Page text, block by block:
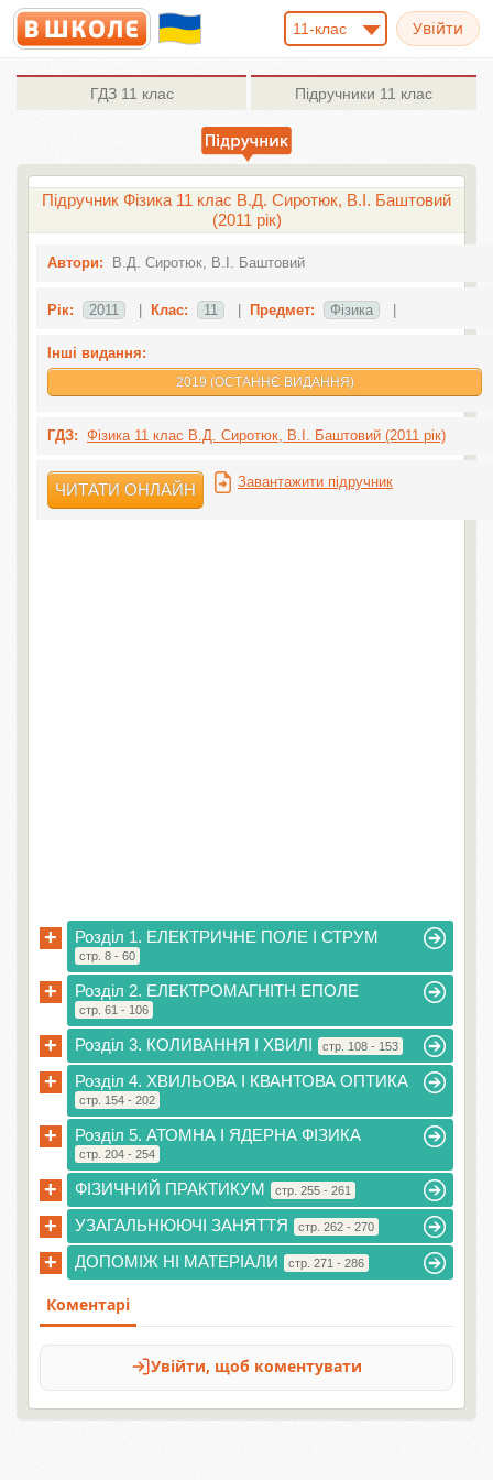
11-клас
ГДЗ11 клас Підручники 11 клас
Підручник Фізика 11 клас В.Д. Сиротюк, В.І. Баштовий
(2011 рік)
Автори: В.Д. Сиротюк, В.І. Баштовий
Рік: 2011 Клас: 11 Предмет: Фізика
Інші видання:
2019 (ОСТАННЄ ВИДАННЯ)
ГДЗ: Фізика 11 клас В.Д. Сиротюк, В.І. Баштовий (2011 рік)
ЧИТАТИ ОНЛАЙН Завантажити підручник
+ Розділ 1. ЕЛЕКТРИЧНЕ ПОЛЕ І СТРУМ
стр. 8 - 60
+ Розділ 2. ЕЛЕКТРОМАГНІТН ЕПОЛЕ
стр. 61 - 106
+ Розділ 3. КОЛИВАННЯ І ХВИЛІ стр. 108 - 153
+ Розділ 4. ХВИЛЬОВА І КВАНТОВА ОПТИКА
стр. 154 - 202
+ Розділ 5. АТОМНА І ЯДЕРНА ФІЗИКА
стр. 204 - 254
+ ФІЗИЧНИЙ ПРАКТИКУМ стр. 255 - 261
+ УЗАГАЛЬНЮЮЧІ ЗАНЯТТЯ стр. 262 - 270
+ ДОПОМІЖ НІ МАТЕРІАЛИ стр. 271 - 286